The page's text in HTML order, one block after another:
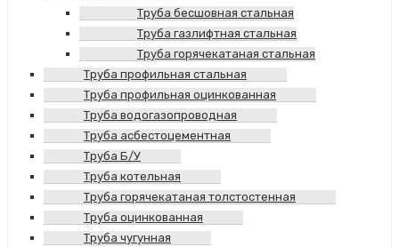
Труба бесшовная стальная
Труба газлифтная стальная
Труба горячекатаная стальная
Труба профильная стальная
Труба профильная оцинкованная
Труба водогазопроводная
Труба асбестоцементная
Труба Б/У
Труба котельная
Труба горячекатаная толстостенная
Труба оцинкованная
Труба чугунная